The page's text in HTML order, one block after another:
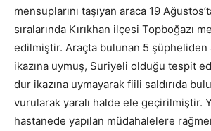
mensuplarını taşıyan araca 19
sıralarında Kırıkhan ilçesi Topboğazı
edilmiştir. Araçta bulunan 5 şüpheliden
ikazına uymuş, Suriyeli olduğu tespit
dur ikazına uymayarak fiili saldırıda
vurularak yaralı halde ele geçirilmiştir.
hastanede yapılan müdahalelere